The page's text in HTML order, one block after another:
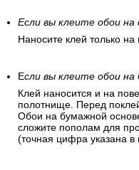
Если вы клеите обои на
Наносите клей только на
Если вы клеите обои на
Клей наносится и на
полотнище. Перед
Обои на бумажной
сложите пополам для
(точная цифра указана в